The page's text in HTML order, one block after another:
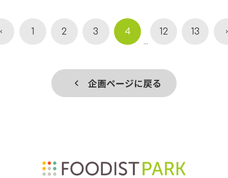
1 2 3 4
...
12 13
企画ページに戻る